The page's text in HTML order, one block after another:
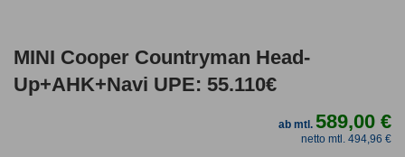
MINI Cooper Countryman Head-
Up+AHK+Navi UPE: 55.110€
ab mtl.589,00 €
netto mtl. 494,96 €